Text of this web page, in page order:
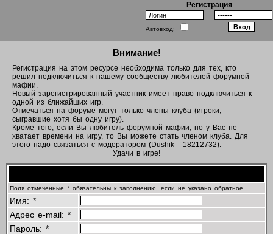
Регистрация
Автовход:
Внимание!
Регистрация на этом ресурсе необходима только для тех, кто
решил подключиться к нашему сообществу любителей форумной
мафии.
Новый зарегистрированный участник имеет право подключиться к
одной из ближайших игр.
Отмечаться на форуме могут только члены клуба (игроки,
сыгравшие хотя бы одну игру).
Кроме того, если Вы любитель форумной мафии, но у Вас не
хватает времени на игру, то Вы можете стать членом клуба. Для
этого надо связаться с модератором (Dushik - 18212732).
Удачи в игре!
Поля отмеченные * обязательны к заполнению, если не указано обратное
Имя: *
Адрес e-mail: *
Пароль: *